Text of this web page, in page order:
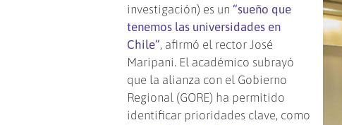
investigación) es un“sueño que
tenemos las universidades en
Chile”, afirmó el rector José
Maripani. El académico subrayó
que la alianza con el Gobierno
Regional (GORE) ha permitido
identificar prioridades clave, como